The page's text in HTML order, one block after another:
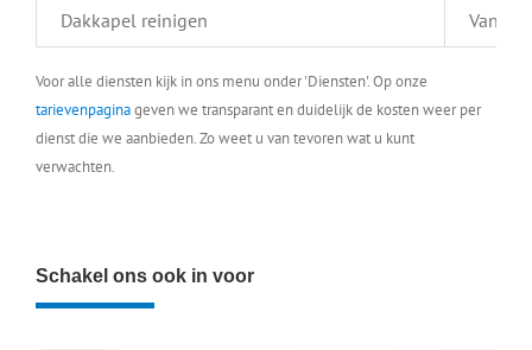
Dakkapel reinigen Vanaf
Voor alle diensten kijk in ons menu onder 'Diensten'. Op onze
tarievenpaginageven we transparant en duidelijk de kosten weer per
dienst die we aanbieden. Zo weet u van tevoren wat u kunt
verwachten.
Schakel ons ook in voor